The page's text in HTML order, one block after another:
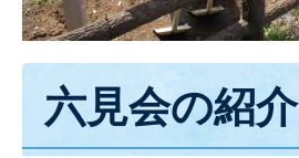
六見会の紹介